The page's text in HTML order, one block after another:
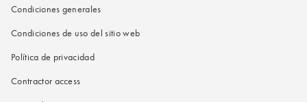
Condiciones generales
Condiciones de uso del sitio web
Política de privacidad
Contractor access